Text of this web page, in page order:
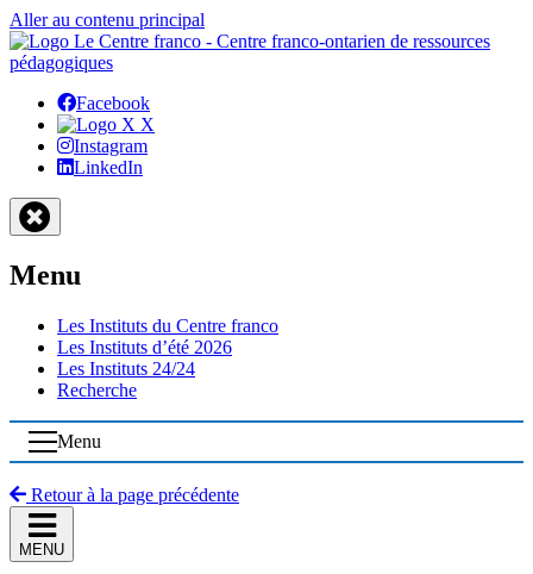
Aller au contenu principal
Facebook
X
Instagram
LinkedIn
Menu
Les Instituts du Centre franco
Les Instituts d’été 2026
Les Instituts 24/24
Recherche
Menu
Retour à la page précédente
MENU